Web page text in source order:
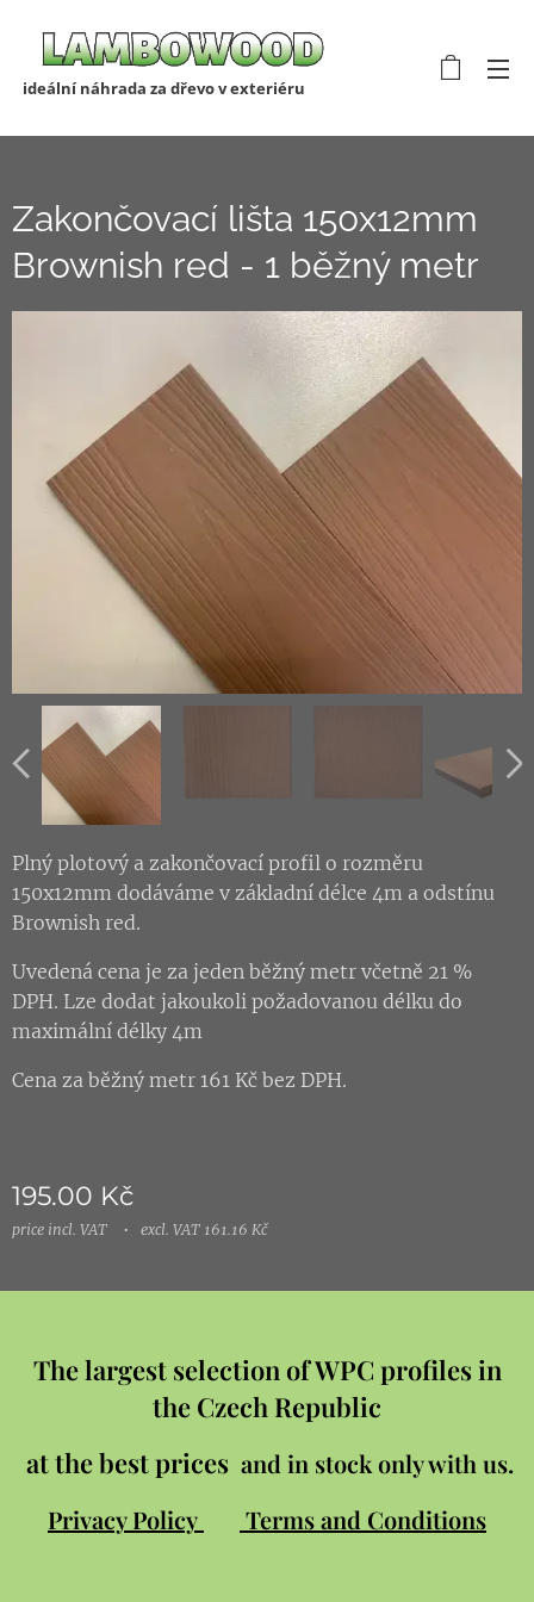
ideální náhrada za dřevo v exteriéru
Zakončovací lišta 150x12mm
Brownish red - 1 běžný metr
Plný plotový a zakončovací profil o rozměru
150x12mm dodáváme v základní délce 4m a odstínu
Brownish red.
Uvedená cena je za jeden běžný metr včetně 21 %
DPH. Lze dodat jakoukoli požadovanou délku do
maximální délky 4m
Cena za běžný metr 161 Kč bez DPH.
195.00 Kč
price incl. VAT excl. VAT 161.16 Kč
The largest selection of WPC profiles in
the Czech Republic
at the best prices and in stock only with us.
Privacy Policy
Terms and Conditions